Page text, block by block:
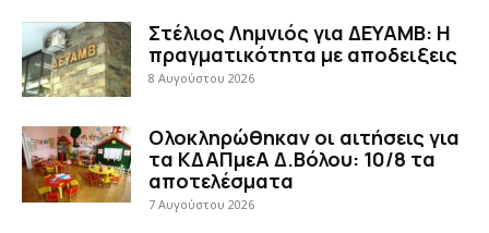
Στέλιος Λημνιός για ΔΕΥΑΜΒ: Η
πραγματικότητα με αποδειξεις
8 Αυγούστου 2026
Ολοκληρώθηκαν οι αιτήσεις για
τα ΚΔΑΠμεΑ Δ.Βόλου: 10/8 τα
αποτελέσματα
7 Αυγούστου 2026